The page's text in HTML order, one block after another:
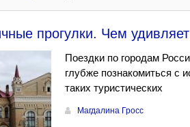
прогулки. Чем
Поездки по городам
глубже познакомиться с
таких туристических
Магдалина Гросс